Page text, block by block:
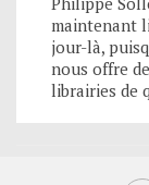
maintenant
jour-là,
nous offre
librairies de